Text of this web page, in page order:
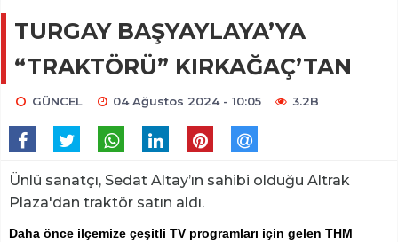
TURGAY BAŞYAYLAYA’YA
“TRAKTÖRÜ” KIRKAĞAÇ’TAN
GÜNCEL 04 Ağustos 2024 - 10:05 3.2B
Ünlü sanatçı, Sedat Altay’ın sahibi olduğu Altrak
Plaza'dan traktör satın aldı.
Daha önce ilçemize çeşitli TV programları için gelen THM